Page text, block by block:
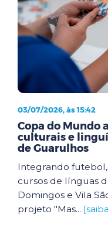
03/07/2026, às 15:42
Copa do Mundo
culturais e
de Guarulhos
Integrando futebol,
cursos de línguas
Domingos e Vila
projeto "Mas...